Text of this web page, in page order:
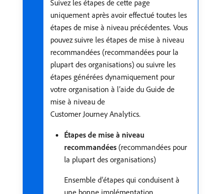
Suivez les étapes de cette page
uniquement après avoir effectué toutes les
étapes de mise à niveau précédentes. Vous
pouvez suivre les étapes de mise à niveau
recommandées (recommandées pour la
plupart des organisations) ou suivre les
étapes générées dynamiquement pour
votre organisation à l’aide du Guide de
mise à niveau de
Customer Journey Analytics.
Étapes de mise à niveau
recommandées (recommandées pour
la plupart des organisations)
Ensemble d’étapes qui conduisent à
une bonne implémentation